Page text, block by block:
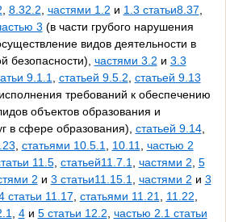
8.32.2 частями 1.2 и 1.3 статьи8.37
3 (в части грубого нарушения
видов деятельности в
безопасности), частями 3.2 и 3.3
9.1.1 статьей 9.5.2 статьей 9.13
требований к обеспечению
объектов образования и
в сфере образования), статьей 9.14,
статьями 10.5.1 10.11
частью 2
11.5, статьей11.7.1 частями 2 5
2 и 3 статьи11.15.1 частями 2 и 3
статьи 11.17 статьями 11.21 11.22
4и 5 статьи 12.2 частью 2.1 статьи